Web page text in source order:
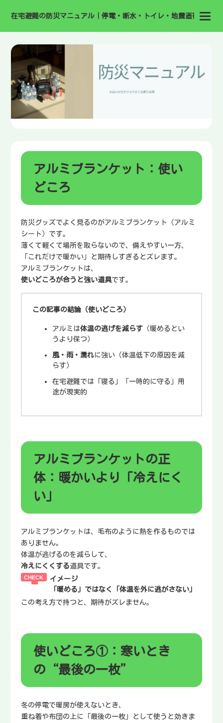
在宅避難の防災マニュアル｜停電・断水・トイレ・地震直後の備え
アルミブランケット：使い
どころ
防災グッズでよく見るのがアルミブランケット（アルミ
シート）です。
薄くて軽くて場所を取らないので、備えやすい一方、
「これだけで暖かい」と期待しすぎるとズレます。
アルミブランケットは、
使いどころが合うと強い道具です。
この記事の結論（使いどころ）
アルミは体温の逃げを減らす （暖めるとい
うより保つ）
風・雨・濡れに強い（体温低下の原因を減
らす）
在宅避難では「寝る」「一時的に守る」用
途が現実的
アルミブランケットの正
体：暖かいより「冷えにく
い」
アルミブランケットは、毛布のように熱を作るものでは
ありません。
体温が逃げるのを減らして、
冷えにくくする道具です。
イメージ
「暖める」ではなく「体温を外に逃がさない」
この考え方で持つと、期待がズレません。
使いどころ①：寒いとき
の“最後の一枚”
冬の停電で暖房が使えないとき、
重ね着や布団の上に「最後の一枚」として使うと効きま